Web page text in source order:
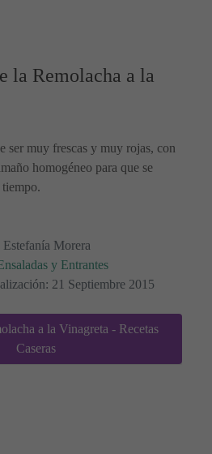
la Remolacha a la
ser muy frescas y muy rojas, con
homogéneo para que se
Estefanía Morera
y Entrantes
21 Septiembre 2015
a la Vinagreta - Recetas
Caseras